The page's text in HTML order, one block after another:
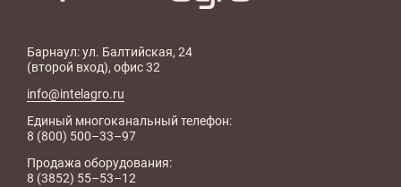
Барнаул: ул. Балтийская, 24
(второй вход), офис 32
info@intelagro.ru
Единый многоканальный телефон:
8 (800) 500–33–97
Продажа оборудования:
8 (3852) 55–53–12